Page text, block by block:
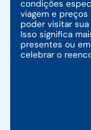
condições
viagem e
poder visitar sua
Isso significa
presentes ou
celebrar o